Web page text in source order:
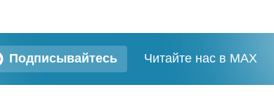
Подписывайтесь Читайте нас в MAX